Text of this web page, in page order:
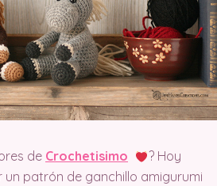
de Crochetisimo
? Hoy
patrón de ganchillo amigurumi